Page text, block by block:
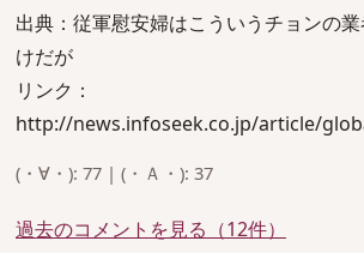
出典：従軍慰安婦はこういうチョンの
けだが
リンク：
http://news.infoseek.co.jp/article/
(・∀・): 77 | (・Ａ・): 37
過去のコメントを見る（12件）